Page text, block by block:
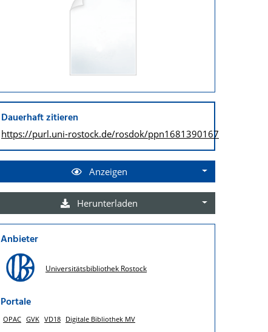
Dauerhaft zitieren
https://purl.uni-rostock.de/rosdok/ppn1681390167
Anzeigen
Herunterladen
Anbieter
Universitätsbibliothek Rostock
Portale
OPAC GVK VD18 Digitale Bibliothek MV